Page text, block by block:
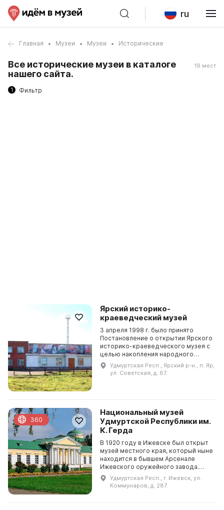
ru
Главная Музеи Музеи Исторические
Все исторические музеи в каталоге
нашего сайта.
19 мест
1 Фильтр
Ярский историко-
краеведческий музей
3 апреля 1998 г. было принято
Постановление о открытии Ярского
историко-краеведческого музея с
целью накопления народного
культурного потенциала и создания
условий для его развития перед
празднованием...
Удмуртская Респ., Ярский р-н., п. Яр,
ул. Советская, д. 67.
Национальный музей
Удмуртской Республики им.
К. Герда
В 1920 году в Ижевске был открыт
музей местного края, который ныне
находится в бывшем Арсенале
Ижевского оружейного завода.
Директором музея стал А. М.
Филиппов. Фонд музея состоит из
более 200 тысяч ...
Удмуртская Респ., г. Ижевск, ул.
Коммунаров, д. 287.
360